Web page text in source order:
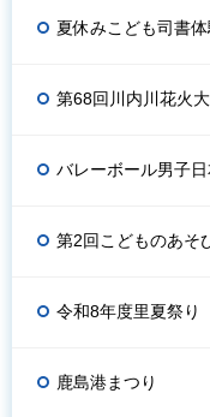
夏休みこども司書
第68回川内川花火
バレーボール男子
第2回こどものあそ
令和8年度里夏祭り
鹿島港まつり